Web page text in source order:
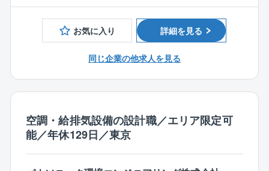
【同社について】
業界最大手である東京ガスのグループ会社であり、設
計技術を任せられている会社です。社会インフラを構
や設計のノウハウとスキルを持つ数社の中の１社で
の導入により、大規模天然ガスパイプラインや上下水
り、建設コンサルティング会社としての収益性も高
く、安定した経営基盤が強みでございます。
【同社の魅力】
お気に入り 詳細を見る
同じ企業の他求人を見る
空調・給排気設備の設計職／エリア限定可
能／年休129日／東京